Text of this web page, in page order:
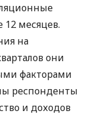
месяцев.
на
они
факторами
респонденты
и доходов